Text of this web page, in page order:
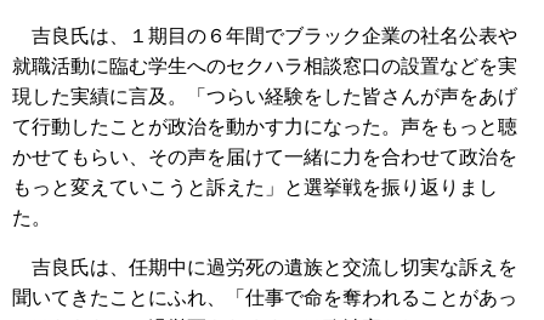
吉良氏は、１期目の６年間でブラック企業の社名公表や
就職活動に臨む学生へのセクハラ相談窓口の設置などを実
現した実績に言及。「つらい経験をした皆さんが声をあげ
て行動したことが政治を動かす力になった。声をもっと聴
かせてもらい、その声を届けて一緒に力を合わせて政治を
もっと変えていこうと訴えた」と選挙戦を振り返りまし
た。
吉良氏は、任期中に過労死の遺族と交流し切実な訴えを
聞いてきたことにふれ、「仕事で命を奪われることがあっ